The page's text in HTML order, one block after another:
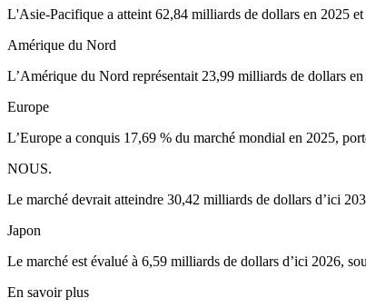
L'Asie-Pacifique a atteint 62,84 milliards de dollars en 2025
Amérique du Nord
L’Amérique du Nord représentait 23,99 milliards de dollars
Europe
L’Europe a conquis 17,69 % du marché mondial en 2025,
NOUS.
Le marché devrait atteindre 30,42 milliards de dollars d’ici
Japon
Le marché est évalué à 6,59 milliards de dollars d’ici 2026,
En savoir plus